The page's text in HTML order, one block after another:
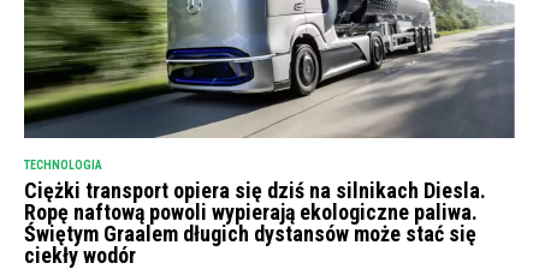
TECHNOLOGIA
Ciężki transport opiera się dziś na silnikach Diesla.
Ropę naftową powoli wypierają ekologiczne paliwa.
Świętym Graalem długich dystansów może stać się
ciekły wodór